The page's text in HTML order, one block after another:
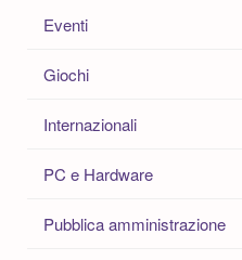
Eventi
Giochi
Internazionali
PC e Hardware
Pubblica amministrazione